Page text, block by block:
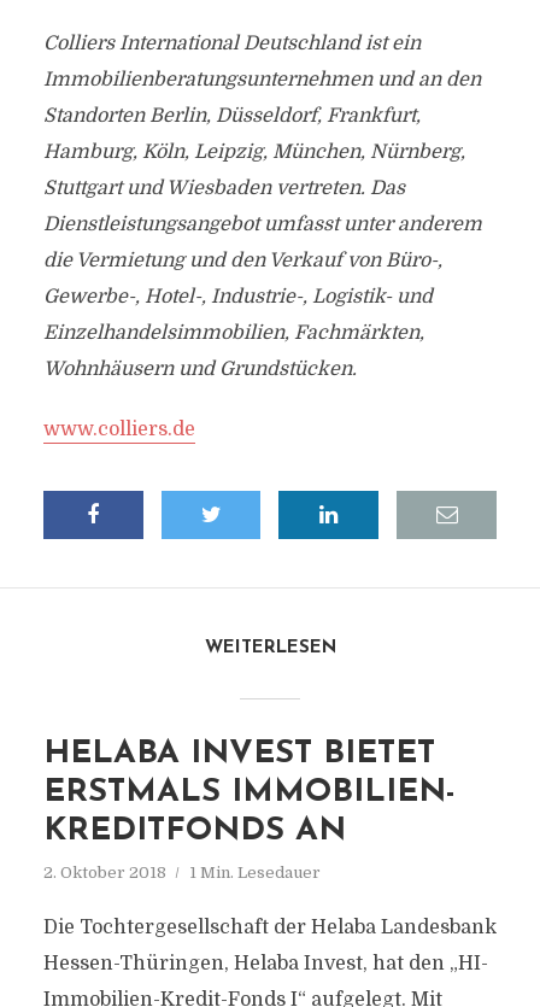
Colliers International Deutschland ist ein
Immobilienberatungsunternehmen und an den
Standorten Berlin, Düsseldorf, Frankfurt,
Hamburg, Köln, Leipzig, München, Nürnberg,
Stuttgart und Wiesbaden vertreten. Das
Dienstleistungsangebot umfasst unter anderem
die Vermietung und den Verkauf von Büro-,
Gewerbe-, Hotel-, Industrie-, Logistik- und
Einzelhandelsimmobilien, Fachmärkten,
Wohnhäusern und Grundstücken.
www.colliers.de
WEITERLESEN
HELABA INVEST BIETET
ERSTMALS IMMOBILIEN-
KREDITFONDS AN
2. Oktober 2018 1 Min. Lesedauer
Die Tochtergesellschaft der Helaba Landesbank
Hessen-Thüringen, Helaba Invest, hat den „HI-
Immobilien-Kredit-Fonds I“ aufgelegt. Mit